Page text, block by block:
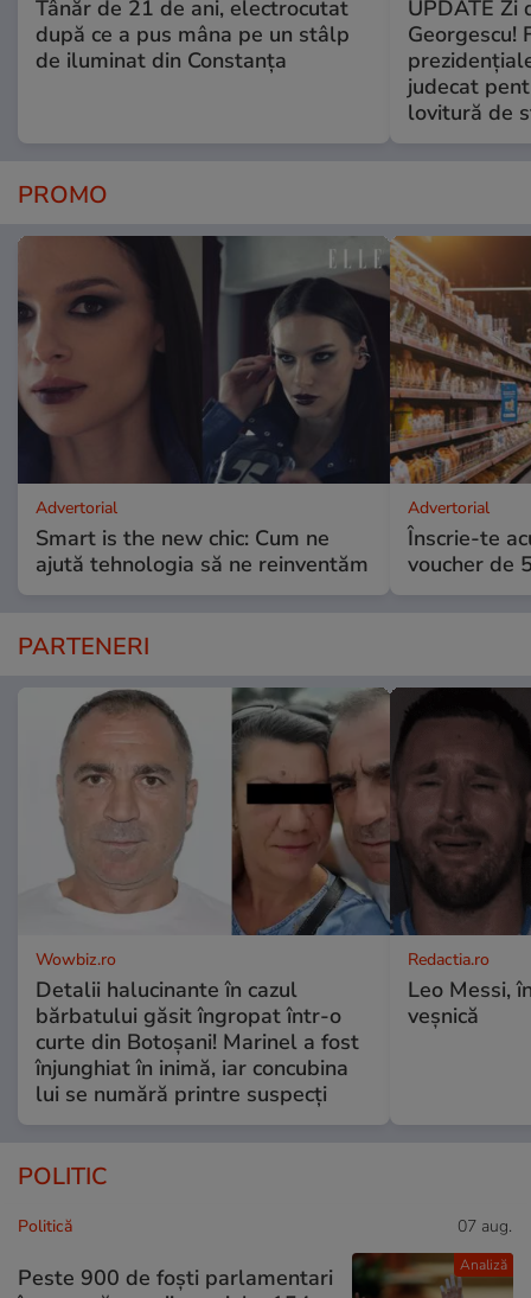
Tânăr de 21 de ani, electrocutat
după ce a pus mâna pe un stâlp
de iluminat din Constanța
UPDATE Zi
Georgescu!
judecat
lovitură de
PROMO
Advertorial
Smart is the new chic: Cum ne
ajută tehnologia să ne reinventăm
Advertorial
Înscrie-te
voucher de
PARTENERI
Wowbiz.ro
Detalii halucinante în cazul
bărbatului găsit îngropat într-o
curte din Botoșani! Marinel a fost
înjunghiat în inimă, iar concubina
lui se numără printre suspecți
Redactia.ro
Leo Messi,
veșnică
POLITIC
Analiză
Politică 07 aug.
Peste 900 de foști parlamentari